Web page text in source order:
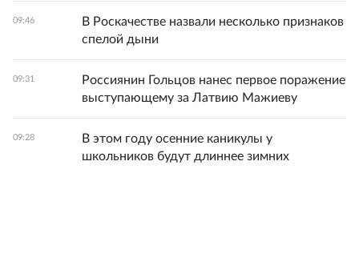
09:46
В Роскачестве назвали несколько признаков
спелой дыни
09:31
Россиянин Гольцов нанес первое поражение
выступающему за Латвию Мажиеву
09:28
В этом году осенние каникулы у
школьников будут длиннее зимних